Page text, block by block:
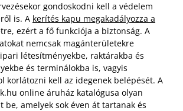
gondoskodni kell a védelem
is. A kerítés kapu megakadályozza a
ezért a fő funkciója a biztonság. A
nemcsak magánterületekre
létesítményekbe, raktárakba és
és terminálokba is, vagyis
korlátozni kell az idegenek belépését. A
online áruház katalógusa olyan
be, amelyek sok éven át tartanak és